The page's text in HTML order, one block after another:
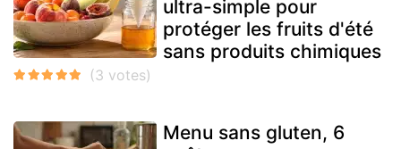
ultra-simple pour
protéger les fruits d'été
sans produits chimiques
Menu sans gluten, 6